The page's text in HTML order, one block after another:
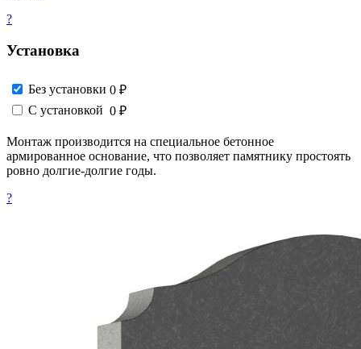
?
Установка
Без установки 0 ₽
С установкой 0 ₽
Монтаж производится на специальное бетонное
армированное основание, что позволяет памятнику простоять
ровно долгие-долгие годы.
?